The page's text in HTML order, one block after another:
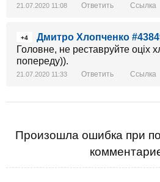
21.07.2020 11:08 Ответить Ссылка
+4
Дмитро Хлопченко
Головне, не реставруйте оціх
попереду)).
21.07.2020 11:33 Ответить Ссылка
Произошла ошибка при